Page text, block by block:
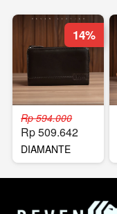
Rp 594.000
Rp 509.642
DIAMANTE
HANDBAG
14%